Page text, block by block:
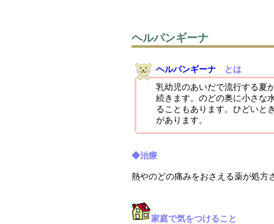
ヘルパンギーナ
ヘルパンギーナ
とは
乳幼児のあいだで流行する夏
続きます。のどの奥に小さな
ることもあります。ひどいと
があります。
◆治療
熱やのどの痛みをおさえる薬が処方
家庭で気をつけること